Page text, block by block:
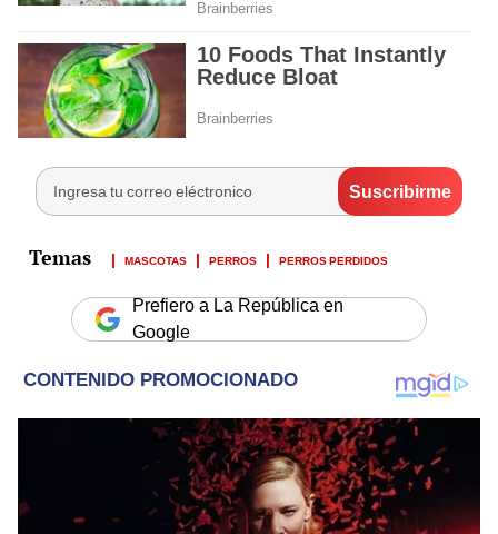
MASCOTAS PERROS PERROS PERDIDOS
Prefiero a La República en
Google